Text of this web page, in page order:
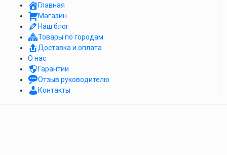
Главная
Магазин
Наш блог
Товары по городам
Доставка и оплата
О нас
Гарантии
Отзыв руководителю
Контакты